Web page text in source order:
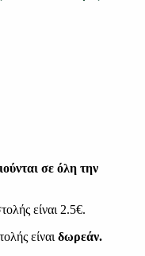
σε όλη την
είναι 2.5€.
είναι δωρεάν.